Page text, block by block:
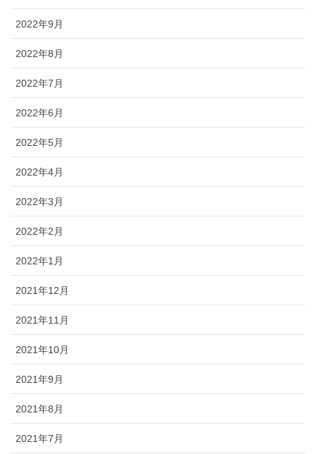
2022年9月
2022年8月
2022年7月
2022年6月
2022年5月
2022年4月
2022年3月
2022年2月
2022年1月
2021年12月
2021年11月
2021年10月
2021年9月
2021年8月
2021年7月